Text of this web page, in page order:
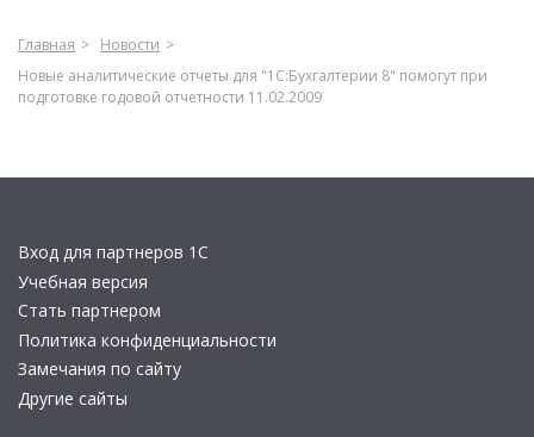
Главная
Новости
Новые аналитические отчеты для "1С:Бухгалтерии 8" помогут при
подготовке годовой отчетности 11.02.2009
Вход для партнеров 1С
Учебная версия
Стать партнером
Политика конфиденциальности
Замечания по сайту
Другие сайты